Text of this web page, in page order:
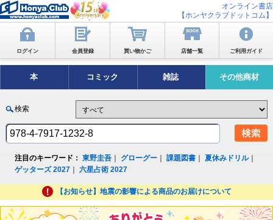
オンライン書店
【ホンヤクラブドットコム】
ログイン 会員登録 買い物かご 店舗一覧 ご利用ガイド
本 コミック 雑誌 その他商材
検索
注目のキーワード： 東野圭吾 グローグー ｜課題図書 ｜夏休みドリル｜
ゲッターズ 2027 ｜六星占術 2027
【お知らせ】地震の影響による商品のお届けについて